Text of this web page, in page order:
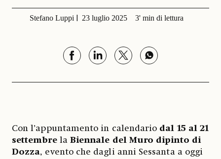
Stefano Luppi 23 luglio 2025 3' min di lettura
Con l’appuntamento in calendario dal 15 al 21
settembrela Biennale del Muro dipinto di
Dozza, evento che dagli anni Sessanta a oggi